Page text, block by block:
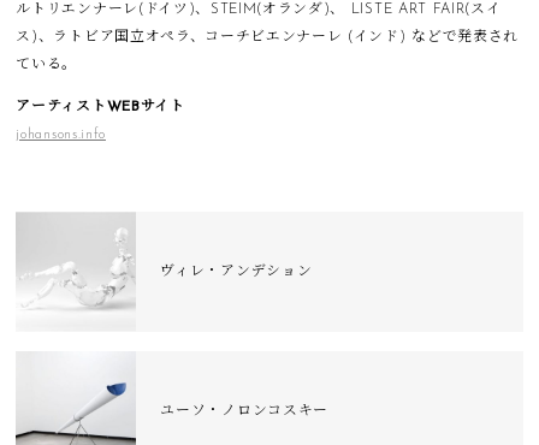
ルトリエンナーレ(ドイツ)、STEIM(オランダ)、 LISTE ART FAIR(スイ
ス)、ラトビア国立オペラ、コーチビエンナーレ (インド) などで発表され
ている。
アーティストWEBサイト
johansons.info
ヴィレ・アンデション
ユーソ・ノロンコスキー